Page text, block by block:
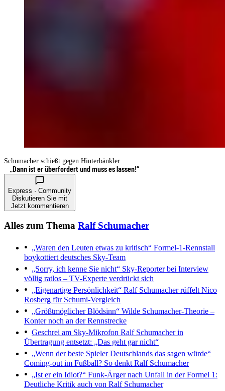
Schumacher schießt gegen Hinterbänkler
„Dann ist er überfordert und muss es lassen!“
Express · Community
Diskutieren Sie mit
Jetzt kommentieren
Alles zum Thema Ralf Schumacher
„Waren den Leuten etwas zu kritisch“ Formel-1-Rennstall
boykottiert deutsches Sky-Team
„Sorry, ich kenne Sie nicht“ Sky-Reporter bei Interview
völlig ratlos – TV-Experte verdrückt sich
„Eigenartige Persönlichkeit“ Ralf Schumacher rüffelt Nico
Rosberg für Schumi-Vergleich
„Größtmöglicher Blödsinn“ Wilde Schumacher-Theorie –
Konter noch an der Rennstrecke
Geschrei am Sky-Mikrofon Ralf Schumacher in
Übertragung entsetzt: „Das geht gar nicht“
„Wenn der beste Spieler Deutschlands das sagen würde“
Coming-out im Fußball? So denkt Ralf Schumacher
„Ist er ein Idiot?“ Funk-Ärger nach Unfall in der Formel 1:
Deutliche Kritik auch von Ralf Schumacher